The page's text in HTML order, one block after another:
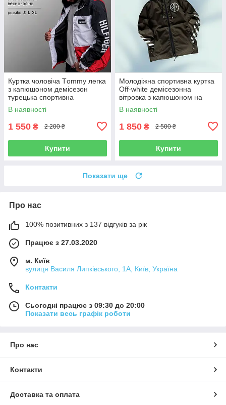
Куртка чоловіча Тommy легка
з капюшоном демісезон
турецька спортивна
вітровка щільна водостійка
В наявності
1 550 ₴ 2 200 ₴
Купити
Молодіжна спортивна куртка
Off-white демісезонна
вітровка з капюшоном на
блискавці для бігу прогулянок
хлопцю
В наявності
1 850 ₴ 2 500 ₴
Купити
Показати ще
Про нас
100% позитивних з 137 відгуків за рік
Працює з 27.03.2020
м. Київ
вулиця Василя Липківського, 1А, Київ, Україна
Контакти
Сьогодні працює з 09:30 до 20:00
Показати весь графік роботи
Про нас
Контакти
Доставка та оплата